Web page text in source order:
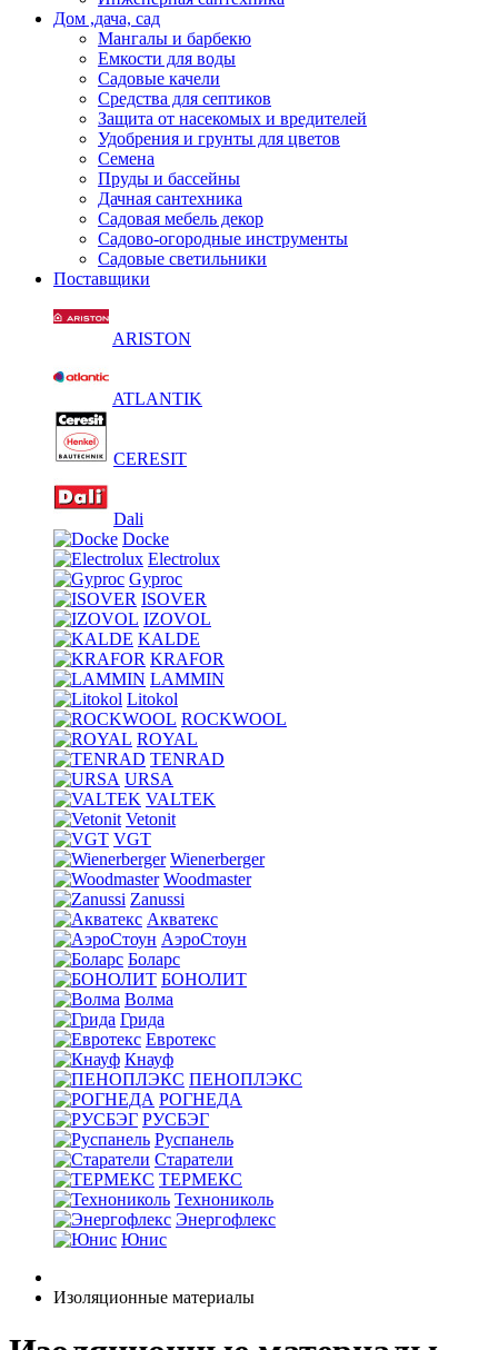
Дом ,дача, сад
Мангалы и барбекю
Емкости для воды
Садовые качели
Средства для септиков
Защита от насекомых и вредителей
Удобрения и грунты для цветов
Семена
Пруды и бассейны
Дачная сантехника
Садовая мебель декор
Садово-огородные инструменты
Садовые светильники
Поставщики
ARISTON
ATLANTIK
CERESIT
Dali
Docke
Electrolux
Gyproc
ISOVER
IZOVOL
KALDE
KRAFOR
LAMMIN
Litokol
ROCKWOOL
ROYAL
TENRAD
URSA
VALTEK
Vetonit
VGT
Wienerberger
Woodmaster
Zanussi
Акватекс
АэроСтоун
Боларс
БОНОЛИТ
Волма
Грида
Евротекс
Кнауф
ПЕНОПЛЭКС
РОГНЕДА
РУСБЭГ
Руспанель
Старатели
ТЕРМЕКС
Технониколь
Энергофлекс
Юнис
Изоляционные материалы